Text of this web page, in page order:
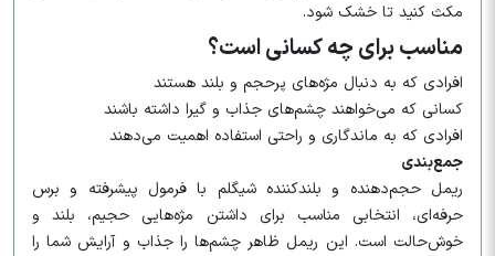
مکث کنید تا خشک شود.
مناسب برای چه کسانی است؟
افرادی که به دنبال مژه‌های پرحجم و بلند هستند
کسانی که می‌خواهند چشم‌های جذاب و گیرا داشته باشند
افرادی که به ماندگاری و راحتی استفاده اهمیت می‌دهند
جمع‌بندی
ریمل حجم‌دهنده و بلندکننده شیگلم با فرمول پیشرفته و برس
حرفه‌ای، انتخابی مناسب برای داشتن مژه‌هایی حجیم، بلند و
خوش‌حالت است. این ریمل ظاهر چشم‌ها را جذاب و آرایش شما را